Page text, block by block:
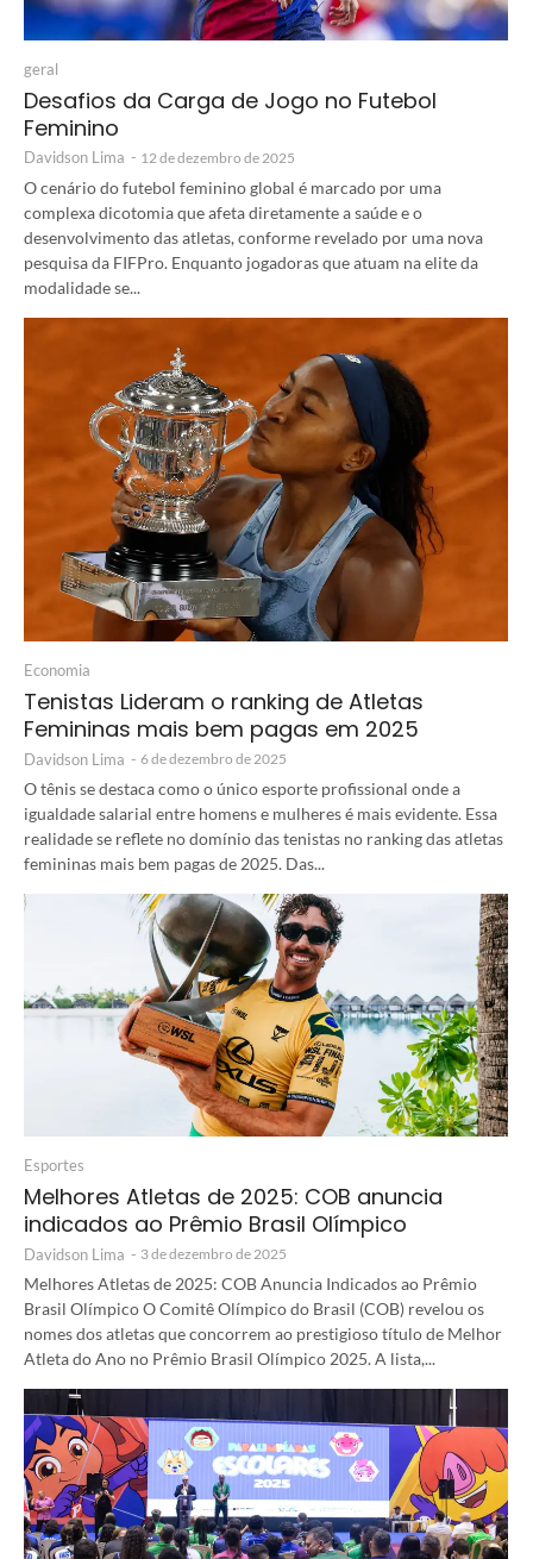
geral
Desafios da Carga de Jogo no Futebol
Feminino
Davidson Lima - 12 de dezembro de 2025
O cenário do futebol feminino global é marcado por uma
complexa dicotomia que afeta diretamente a saúde e o
desenvolvimento das atletas, conforme revelado por uma nova
pesquisa da FIFPro. Enquanto jogadoras que atuam na elite da
modalidade se...
Economia
Tenistas Lideram o ranking de Atletas
Femininas mais bem pagas em 2025
Davidson Lima - 6 de dezembro de 2025
O tênis se destaca como o único esporte profissional onde a
igualdade salarial entre homens e mulheres é mais evidente. Essa
realidade se reflete no domínio das tenistas no ranking das atletas
femininas mais bem pagas de 2025. Das...
Esportes
Melhores Atletas de 2025: COB anuncia
indicados ao Prêmio Brasil Olímpico
Davidson Lima - 3 de dezembro de 2025
Melhores Atletas de 2025: COB Anuncia Indicados ao Prêmio
Brasil Olímpico O Comitê Olímpico do Brasil (COB) revelou os
nomes dos atletas que concorrem ao prestigioso título de Melhor
Atleta do Ano no Prêmio Brasil Olímpico 2025. A lista,...